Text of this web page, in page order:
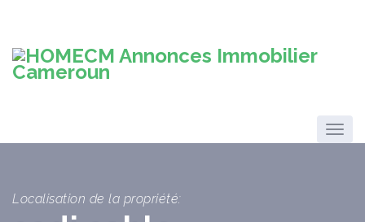
Localisation de la propriété: